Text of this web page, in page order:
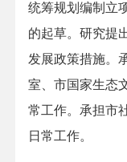
统筹规划编制立
的起草。研究提
发展政策措施。
室、市国家生态
常工作。承担市
日常工作。